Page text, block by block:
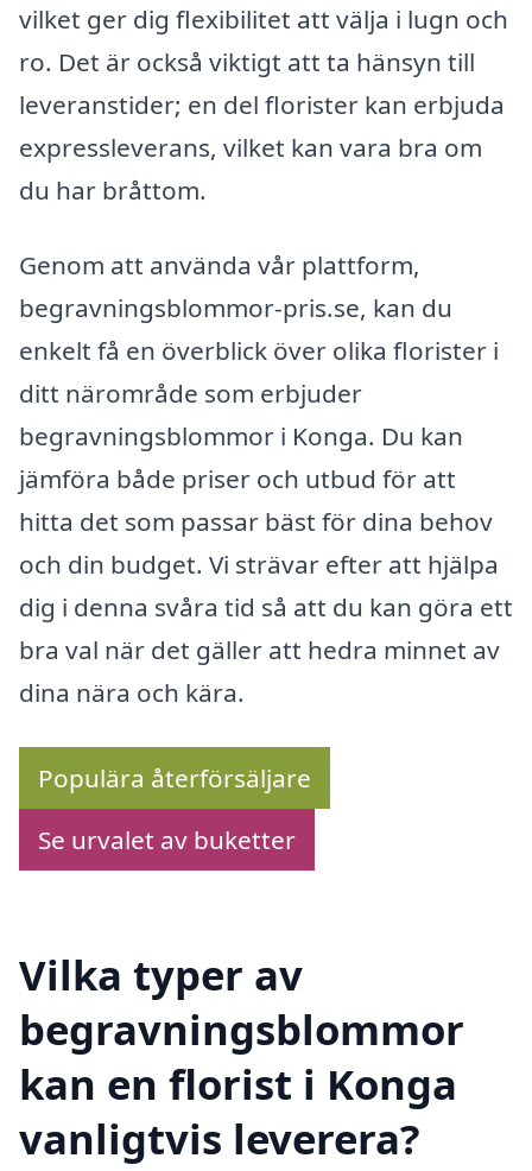
vilket ger dig flexibilitet att välja i lugn och
ro. Det är också viktigt att ta hänsyn till
leveranstider; en del florister kan erbjuda
expressleverans, vilket kan vara bra om
du har bråttom.
Genom att använda vår plattform,
begravningsblommor-pris.se, kan du
enkelt få en överblick över olika florister i
ditt närområde som erbjuder
begravningsblommor i Konga. Du kan
jämföra både priser och utbud för att
hitta det som passar bäst för dina behov
och din budget. Vi strävar efter att hjälpa
dig i denna svåra tid så att du kan göra ett
bra val när det gäller att hedra minnet av
dina nära och kära.
Populära återförsäljare
Se urvalet av buketter
Vilka typer av
begravningsblommor
kan en florist i Konga
vanligtvis leverera?